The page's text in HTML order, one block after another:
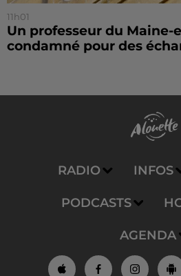
11h01
Un professeur du Maine-
condamné pour des
RADIO INFOS
PODCASTS
AGENDA